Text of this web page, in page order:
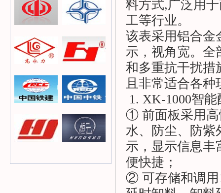
料方式,广泛用
工等行业。
该表采用铝合金
示，视角宽。全
和多重抗干扰措
且非常适合各种
1. XK-1000智
① 前面板采用高
水、防尘、防紫
示，显示信息丰
便快捷；
② 可存储和调用